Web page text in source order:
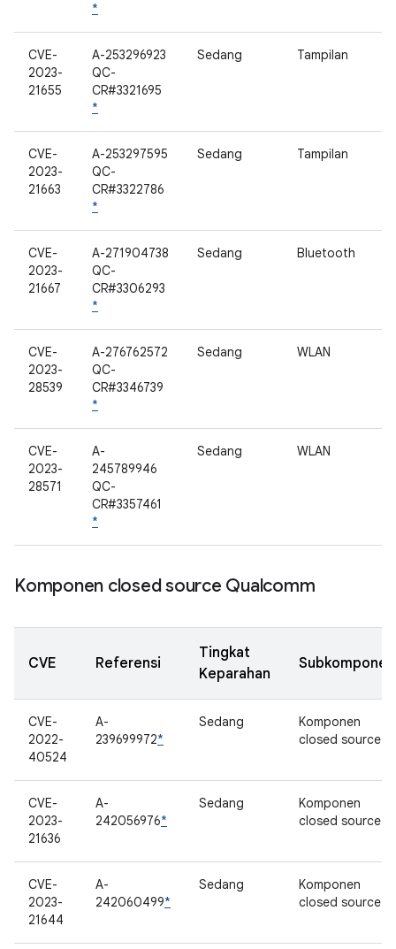
*
CVE-
2023-
21655
A-253296923
QC-
CR#3321695
*
Sedang Tampilan
CVE-
2023-
21663
A-253297595
QC-
CR#3322786
*
Sedang Tampilan
CVE-
2023-
21667
A-271904738
QC-
CR#3306293
*
Sedang Bluetooth
CVE-
2023-
28539
A-276762572
QC-
CR#3346739
*
Sedang WLAN
CVE-
2023-
28571
A-
245789946
QC-
CR#3357461
*
Sedang WLAN
Komponen closed source Qualcomm
CVE Referensi
Tingkat
Keparahan
Subkomponen
CVE-
2022-
40524
A-
239699972*
Sedang
Komponen
closed source
CVE-
2023-
21636
A-
242056976*
Sedang
Komponen
closed source
CVE-
2023-
21644
A-
242060499*
Sedang
Komponen
closed source